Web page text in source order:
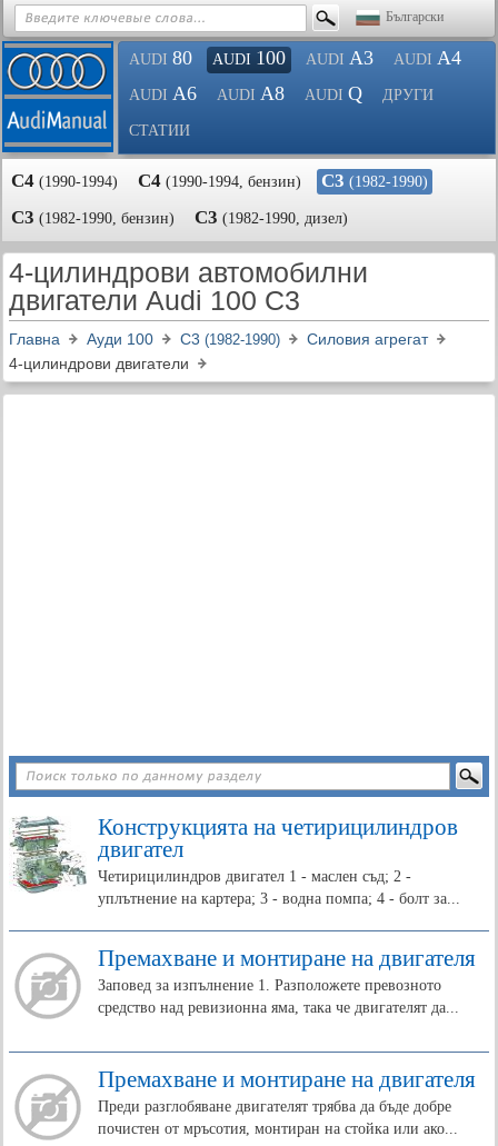
Български
AUDI 80 AUDI 100 AUDI A3 AUDI A4
AUDI A6 AUDI A8 AUDI Q ДРУГИ
СТАТИИ
C4 (1990-1994) C4 (1990-1994, бензин) C3 (1982-1990)
C3 (1982-1990, бензин) C3 (1982-1990, дизел)
4-цилиндрови автомобилни
двигатели Audi 100 C3
Главна Ауди 100 C3 (1982-1990)
Силовия агрегат
4-цилиндрови двигатели
Конструкцията на четирицилиндров
двигател
Четирицилиндров двигател 1 - маслен съд; 2 -
уплътнение на картера; 3 - водна помпа; 4 - болт за...
Премахване и монтиране на двигателя
Заповед за изпълнение 1. Разположете превозното
средство над ревизионна яма, така че двигателят да...
Премахване и монтиране на двигателя
Преди разглобяване двигателят трябва да бъде добре
почистен от мръсотия, монтиран на стойка или ако...